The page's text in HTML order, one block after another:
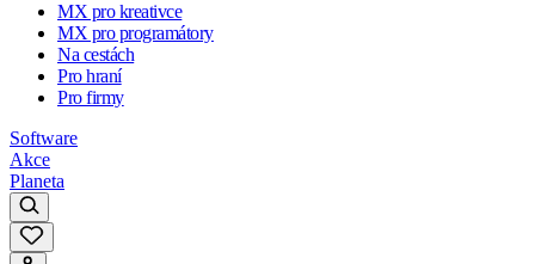
MX pro kreativce
MX pro programátory
Na cestách
Pro hraní
Pro firmy
Software
Akce
Planeta